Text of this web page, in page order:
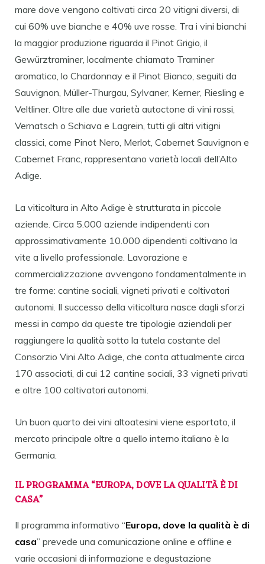
mare dove vengono coltivati circa 20 vitigni diversi, di
cui 60% uve bianche e 40% uve rosse. Tra i vini bianchi
la maggior produzione riguarda il Pinot Grigio, il
Gewürztraminer, localmente chiamato Traminer
aromatico, lo Chardonnay e il Pinot Bianco, seguiti da
Sauvignon, Müller-Thurgau, Sylvaner, Kerner, Riesling e
Veltliner. Oltre alle due varietà autoctone di vini rossi,
Vernatsch o Schiava e Lagrein, tutti gli altri vitigni
classici, come Pinot Nero, Merlot, Cabernet Sauvignon e
Cabernet Franc, rappresentano varietà locali dell’Alto
Adige.
La viticoltura in Alto Adige è strutturata in piccole
aziende. Circa 5.000 aziende indipendenti con
approssimativamente 10.000 dipendenti coltivano la
vite a livello professionale. Lavorazione e
commercializzazione avvengono fondamentalmente in
tre forme: cantine sociali, vigneti privati e coltivatori
autonomi. Il successo della viticoltura nasce dagli sforzi
messi in campo da queste tre tipologie aziendali per
raggiungere la qualità sotto la tutela costante del
Consorzio Vini Alto Adige, che conta attualmente circa
170 associati, di cui 12 cantine sociali, 33 vigneti privati
e oltre 100 coltivatori autonomi.
Un buon quarto dei vini altoatesini viene esportato, il
mercato principale oltre a quello interno italiano è la
Germania.
IL PROGRAMMA “EUROPA, DOVE LA QUALITÀ È DI
CASA”
Il programma informativo “Europa, dove la qualità è di
casa” prevede una comunicazione online e offline e
varie occasioni di informazione e degustazione